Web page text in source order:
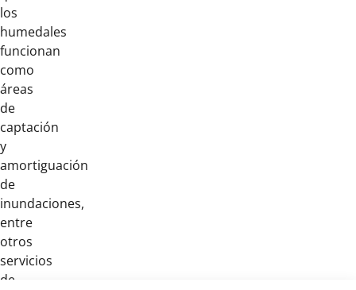
los
humedales
funcionan
como
áreas
de
captación
y
amortiguación
de
inundaciones,
entre
otros
servicios
de